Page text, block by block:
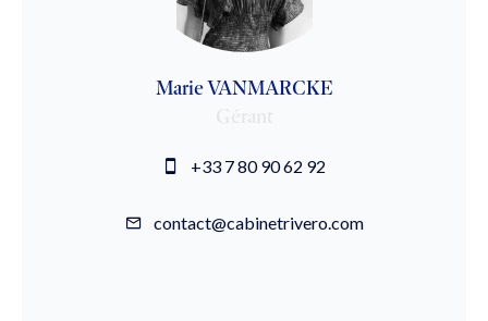
Marie VANMARCKE
+33 7 80 90 62 92
contact@cabinetrivero.com